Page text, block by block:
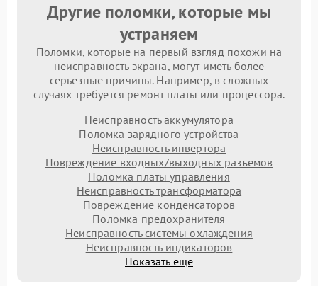
Другие поломки, которые мы
устраняем
Поломки, которые на первый взгляд похожи на
неисправность экрана, могут иметь более
серьезные причины. Например, в сложных
случаях требуется ремонт платы или процессора.
Неисправность аккумулятора
Поломка зарядного устройства
Неисправность инвертора
Повреждение входных/выходных разъемов
Поломка платы управления
Неисправность трансформатора
Повреждение конденсаторов
Поломка предохранителя
Неисправность системы охлаждения
Неисправность индикаторов
Показать еще